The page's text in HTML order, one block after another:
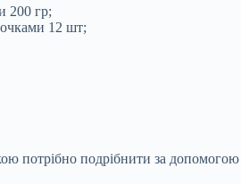
200 гр;
12 шт;
потрібно подрібнити за допомогою